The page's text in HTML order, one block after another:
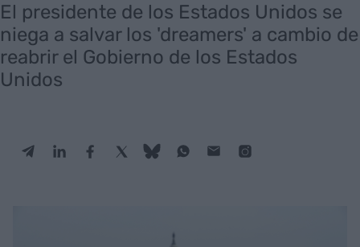
El presidente de los Estados Unidos se
niega a salvar los 'dreamers' a cambio de
reabrir el Gobierno de los Estados
Unidos